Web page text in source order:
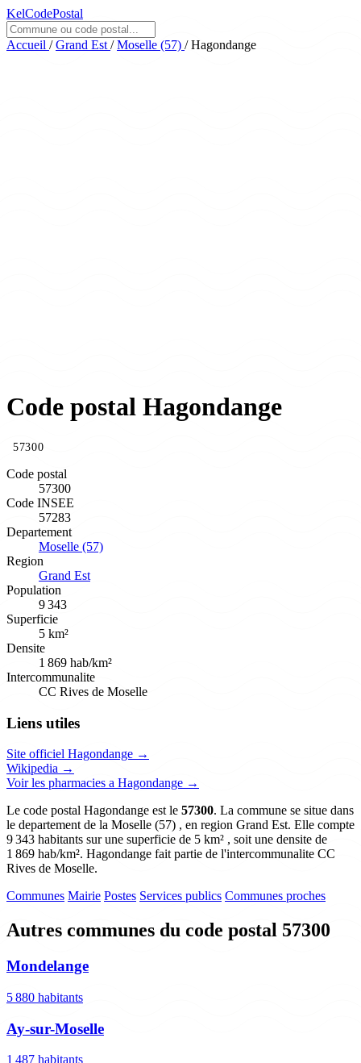
KelCodePostal
Accueil / Grand Est / Moselle (57) / Hagondange
Code postal Hagondange
57300
Code postal
57300
Code INSEE
57283
Departement
Moselle (57)
Region
Grand Est
Population
9 343
Superficie
5 km²
Densite
1 869 hab/km²
Intercommunalite
CC Rives de Moselle
Liens utiles
Site officiel Hagondange →
Wikipedia →
Voir les pharmacies a Hagondange →
Le code postal Hagondange est le 57300. La commune se situe dans
le departement de la Moselle (57) , en region Grand Est. Elle compte
9 343 habitants sur une superficie de 5 km² , soit une densite de
1 869 hab/km². Hagondange fait partie de l'intercommunalite CC
Rives de Moselle.
Communes Mairie Postes Services publics Communes proches
Autres communes du code postal 57300
Mondelange
5 880 habitants
Ay-sur-Moselle
1 487 habitants